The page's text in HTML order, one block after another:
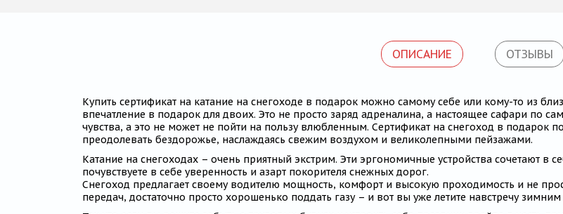
ОПИСАНИЕ ОТЗЫВЫ
Купить сертификат на катание на снегоходе в подарок можно самому себе или кому-то из
впечатление в подарок для двоих. Это не просто заряд адреналина, а настоящее сафари по
чувства, а это не может не пойти на пользу влюбленным. Сертификат на снегоход в подарок
преодолевать бездорожье, наслаждаясь свежим воздухом и великолепными пейзажами.
Катание на снегоходах – очень приятный экстрим. Эти эргономичные устройства сочетают в
почувствуете в себе уверенность и азарт покорителя снежных дорог.
Снегоход предлагает своему водителю мощность, комфорт и высокую проходимость и не
передач, достаточно просто хорошенько поддать газу – и вот вы уже летите навстречу